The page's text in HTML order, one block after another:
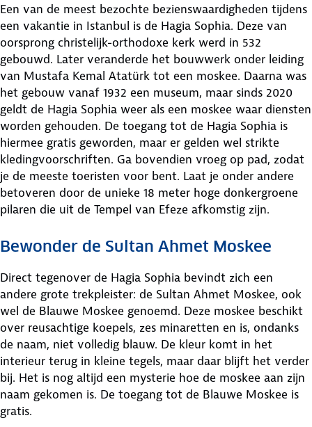
Een van de meest bezochte bezienswaardigheden tijdens
een vakantie in Istanbul is de Hagia Sophia. Deze van
oorsprong christelijk-orthodoxe kerk werd in 532
gebouwd. Later veranderde het bouwwerk onder leiding
van Mustafa Kemal Atatürk tot een moskee. Daarna was
het gebouw vanaf 1932 een museum, maar sinds 2020
geldt de Hagia Sophia weer als een moskee waar diensten
worden gehouden. De toegang tot de Hagia Sophia is
hiermee gratis geworden, maar er gelden wel strikte
kledingvoorschriften. Ga bovendien vroeg op pad, zodat
je de meeste toeristen voor bent. Laat je onder andere
betoveren door de unieke 18 meter hoge donkergroene
pilaren die uit de Tempel van Efeze afkomstig zijn.
Bewonder de Sultan Ahmet Moskee
Direct tegenover de Hagia Sophia bevindt zich een
andere grote trekpleister: de Sultan Ahmet Moskee, ook
wel de Blauwe Moskee genoemd. Deze moskee beschikt
over reusachtige koepels, zes minaretten en is, ondanks
de naam, niet volledig blauw. De kleur komt in het
interieur terug in kleine tegels, maar daar blijft het verder
bij. Het is nog altijd een mysterie hoe de moskee aan zijn
naam gekomen is. De toegang tot de Blauwe Moskee is
gratis.